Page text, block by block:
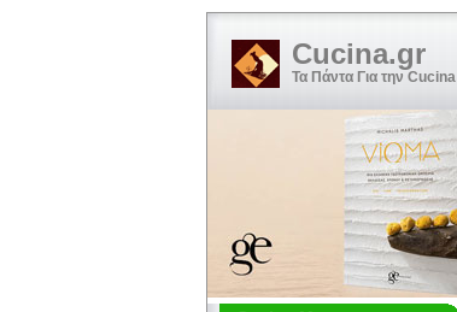
Cucina.gr
Τα Πάντα Για την Cucina